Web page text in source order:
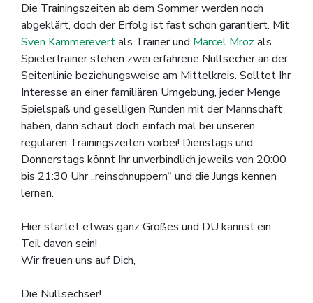
Die Trainingszeiten ab dem Sommer werden noch
abgeklärt, doch der Erfolg ist fast schon garantiert. Mit
Sven Kammerevertals Trainer und Marcel Mroz als
Spielertrainer stehen zwei erfahrene Nullsecher an der
Seitenlinie beziehungsweise am Mittelkreis. Solltet Ihr
Interesse an einer familiären Umgebung, jeder Menge
Spielspaß und geselligen Runden mit der Mannschaft
haben, dann schaut doch einfach mal bei unseren
regulären Trainingszeiten vorbei! Dienstags und
Donnerstags könnt Ihr unverbindlich jeweils von 20:00
bis 21:30 Uhr „reinschnuppern“ und die Jungs kennen
lernen.
Hier startet etwas ganz Großes und DU kannst ein
Teil davon sein!
Wir freuen uns auf Dich,
Die Nullsechser!